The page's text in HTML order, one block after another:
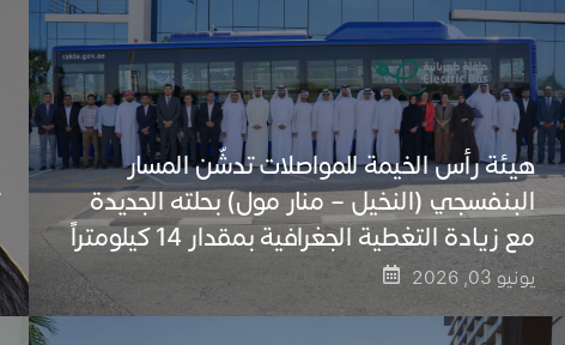
هيئة رأس الخيمة للمواصلات تدشّن المسار
البنفسجي (النخيل – منار مول) بحلته الجديدة
مع زيادة التغطية الجغرافية بمقدار 14 كيلومتراً
يونيو 03, 2026